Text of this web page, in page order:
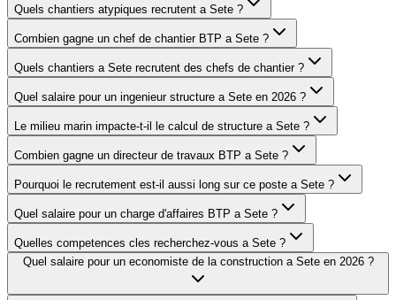
Quels chantiers atypiques recrutent a Sete ?
Combien gagne un chef de chantier BTP a Sete ?
Quels chantiers a Sete recrutent des chefs de chantier ?
Quel salaire pour un ingenieur structure a Sete en 2026 ?
Le milieu marin impacte-t-il le calcul de structure a Sete ?
Combien gagne un directeur de travaux BTP a Sete ?
Pourquoi le recrutement est-il aussi long sur ce poste a Sete ?
Quel salaire pour un charge d'affaires BTP a Sete ?
Quelles competences cles recherchez-vous a Sete ?
Quel salaire pour un economiste de la construction a Sete en 2026 ?